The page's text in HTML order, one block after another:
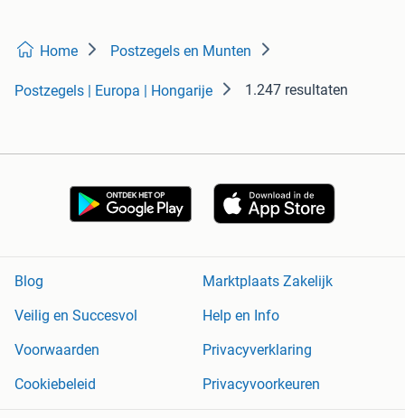
Home Postzegels en Munten
Postzegels | Europa | Hongarije 1.247 resultaten
Blog
Marktplaats Zakelijk
Veilig en Succesvol
Help en Info
Voorwaarden
Privacyverklaring
Cookiebeleid
Privacyvoorkeuren